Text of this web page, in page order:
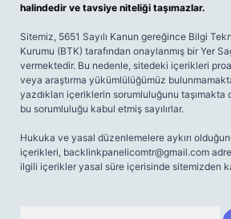
halindedir ve tavsiye niteliği taşımazlar.
Sitemiz, 5651 Sayılı Kanun gereğince Bilgi
Kurumu (BTK) tarafından onaylanmış bir Yer
vermektedir. Bu nedenle, sitedeki içerikleri
veya araştırma yükümlülüğümüz
yazdıkları içeriklerin sorumluluğunu
bu sorumluluğu kabul etmiş sayılırlar.
Hukuka ve yasal düzenlemelere aykırı
içerikleri, backlinkpanelicomtr@gmail.com
ilgili içerikler yasal süre içerisinde sitemizden